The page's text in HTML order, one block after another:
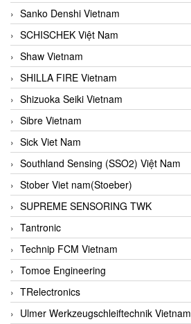
Sanko Denshi Vietnam
SCHISCHEK Việt Nam
Shaw Vietnam
SHILLA FIRE Vietnam
Shizuoka Seiki Vietnam
Sibre Vietnam
Sick Viet Nam
Southland Sensing (SSO2) Việt Nam
Stober Viet nam(Stoeber)
SUPREME SENSORING TWK
Tantronic
Technip FCM Vietnam
Tomoe Engineering
TRelectronics
Ulmer Werkzeugschleiftechnik Vietnam